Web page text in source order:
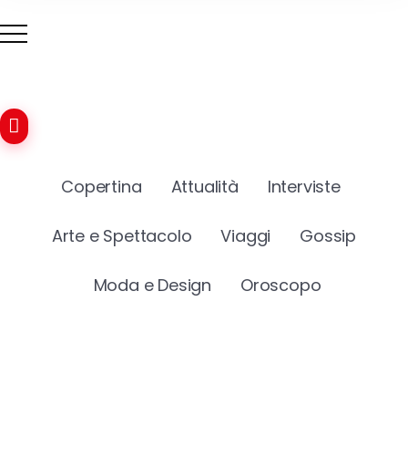
Copertina Attualità Interviste
Arte e Spettacolo Viaggi Gossip
Moda e Design Oroscopo